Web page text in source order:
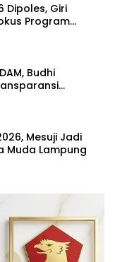
Dipoles, Giri
Program
Budhi
Mesuji Jadi
Muda Lampung